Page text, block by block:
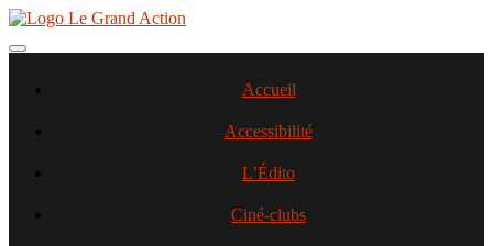
Aller
contenu
Toggle navigation
Accueil
Accessibilité
L’Édito
Ciné-clubs